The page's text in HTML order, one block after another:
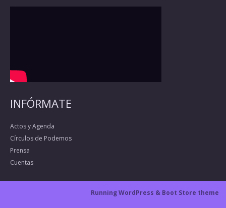
INFÓRMATE
Actos y Agenda
Círculos de Podemos
Prensa
Cuentas
Running WordPress & Boot Store theme